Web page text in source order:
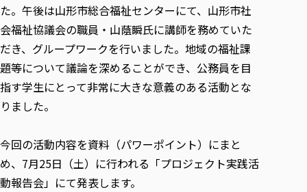
宿舎の紹介
学生生活サポート
学生自主活動支援
社会人学生の育児支援（一時預かり）
学生総合補償制度
スポーツ傷害保険
た。午後は山形市総合福祉センターにて、山形市社
会福祉協議会の職員・山蔭瞬氏に講師を務めていた
だき、グループワークを行いました。地域の福祉課
題等について議論を深めることができ、公務員を目
指す学生にとって非常に大きな意義のある活動とな
りました。
今回の活動内容を資料（パワーポイント）にまと
め、7月25日（土）に行われる「プロジェクト実践活
動報告会」にて発表します。